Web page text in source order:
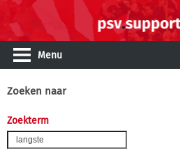
Menu
Zoeken naar
Zoekterm